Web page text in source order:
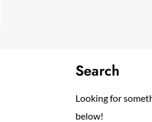
Search
Looking for
below!